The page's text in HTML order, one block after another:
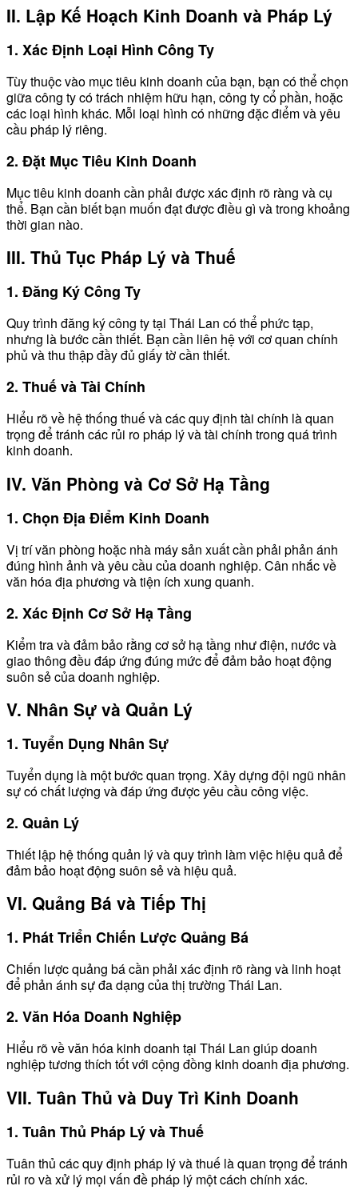
II. Lập Kế Hoạch Kinh Doanh và Pháp Lý
1. Xác Định Loại Hình Công Ty
Tùy thuộc vào mục tiêu kinh doanh của bạn, bạn có thể chọn
giữa công ty có trách nhiệm hữu hạn, công ty cổ phần, hoặc
các loại hình khác. Mỗi loại hình có những đặc điểm và yêu
cầu pháp lý riêng.
2. Đặt Mục Tiêu Kinh Doanh
Mục tiêu kinh doanh cần phải được xác định rõ ràng và cụ
thể. Bạn cần biết bạn muốn đạt được điều gì và trong khoảng
thời gian nào.
III. Thủ Tục Pháp Lý và Thuế
1. Đăng Ký Công Ty
Quy trình đăng ký công ty tại Thái Lan có thể phức tạp,
nhưng là bước cần thiết. Bạn cần liên hệ với cơ quan chính
phủ và thu thập đầy đủ giấy tờ cần thiết.
2. Thuế và Tài Chính
Hiểu rõ về hệ thống thuế và các quy định tài chính là quan
trọng để tránh các rủi ro pháp lý và tài chính trong quá trình
kinh doanh.
IV. Văn Phòng và Cơ Sở Hạ Tầng
1. Chọn Địa Điểm Kinh Doanh
Vị trí văn phòng hoặc nhà máy sản xuất cần phải phản ánh
đúng hình ảnh và yêu cầu của doanh nghiệp. Cân nhắc về
văn hóa địa phương và tiện ích xung quanh.
2. Xác Định Cơ Sở Hạ Tầng
Kiểm tra và đảm bảo rằng cơ sở hạ tầng như điện, nước và
giao thông đều đáp ứng đúng mức để đảm bảo hoạt động
suôn sẻ của doanh nghiệp.
V. Nhân Sự và Quản Lý
1. Tuyển Dụng Nhân Sự
Tuyển dụng là một bước quan trọng. Xây dựng đội ngũ nhân
sự có chất lượng và đáp ứng được yêu cầu công việc.
2. Quản Lý
Thiết lập hệ thống quản lý và quy trình làm việc hiệu quả để
đảm bảo hoạt động suôn sẻ và hiệu quả.
VI. Quảng Bá và Tiếp Thị
1. Phát Triển Chiến Lược Quảng Bá
Chiến lược quảng bá cần phải xác định rõ ràng và linh hoạt
để phản ánh sự đa dạng của thị trường Thái Lan.
2. Văn Hóa Doanh Nghiệp
Hiểu rõ về văn hóa kinh doanh tại Thái Lan giúp doanh
nghiệp tương thích tốt với cộng đồng kinh doanh địa phương.
VII. Tuân Thủ và Duy Trì Kinh Doanh
1. Tuân Thủ Pháp Lý và Thuế
Tuân thủ các quy định pháp lý và thuế là quan trọng để tránh
rủi ro và xử lý mọi vấn đề pháp lý một cách chính xác.